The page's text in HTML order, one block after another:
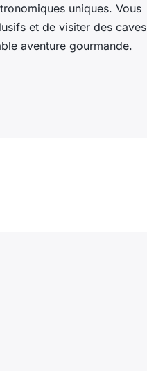
uniques. Vous
et de visiter des caves
aventure gourmande.